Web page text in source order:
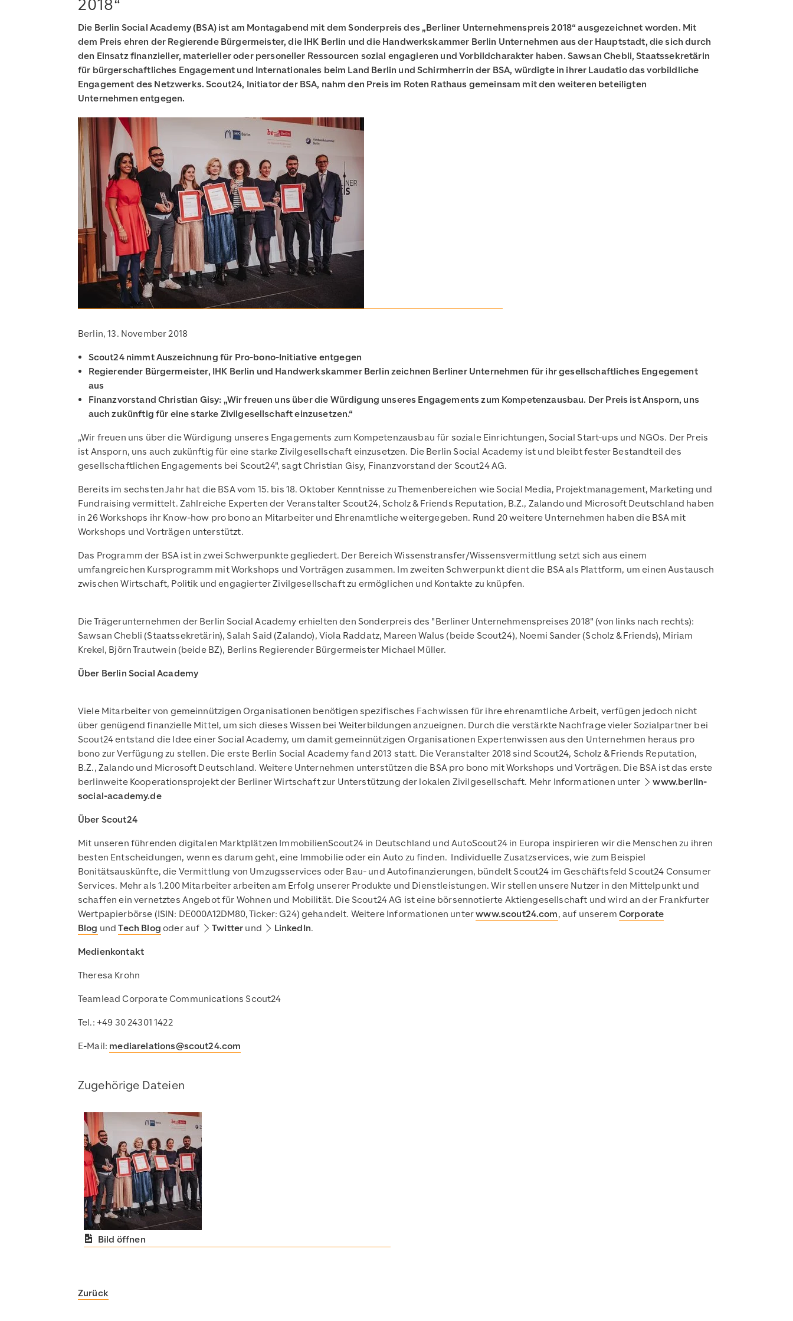
2018“
Die Berlin Social Academy (BSA) ist am Montagabend mit dem Sonderpreis des „Berliner Unternehmenspreis 2018“ ausgezeichnet worden. Mit
dem Preis ehren der Regierende Bürgermeister, die IHK Berlin und die Handwerkskammer Berlin Unternehmen aus der Hauptstadt, die sich durch
den Einsatz finanzieller, materieller oder personeller Ressourcen sozial engagieren und Vorbildcharakter haben. Sawsan Chebli, Staatssekretärin
für bürgerschaftliches Engagement und Internationales beim Land Berlin und Schirmherrin der BSA, würdigte in ihrer Laudatio das vorbildliche
Engagement des Netzwerks. Scout24, Initiator der BSA, nahm den Preis im Roten Rathaus gemeinsam mit den weiteren beteiligten
Unternehmen entgegen.
Berlin, 13. November 2018
Scout24 nimmt Auszeichnung für Pro-bono-Initiative entgegen
Regierender Bürgermeister, IHK Berlin und Handwerkskammer Berlin zeichnen Berliner Unternehmen für ihr gesellschaftliches Engegement
aus
Finanzvorstand Christian Gisy: „Wir freuen uns über die Würdigung unseres Engagements zum Kompetenzausbau. Der Preis ist Ansporn, uns
auch zukünftig für eine starke Zivilgesellschaft einzusetzen.“
„Wir freuen uns über die Würdigung unseres Engagements zum Kompetenzausbau für soziale Einrichtungen, Social Start-ups und NGOs. Der Preis
ist Ansporn, uns auch zukünftig für eine starke Zivilgesellschaft einzusetzen. Die Berlin Social Academy ist und bleibt fester Bestandteil des
gesellschaftlichen Engagements bei Scout24", sagt Christian Gisy, Finanzvorstand der Scout24 AG.
Bereits im sechsten Jahr hat die BSA vom 15. bis 18. Oktober Kenntnisse zu Themenbereichen wie Social Media, Projektmanagement, Marketing und
Fundraising vermittelt. Zahlreiche Experten der Veranstalter Scout24, Scholz & Friends Reputation, B.Z., Zalando und Microsoft Deutschland haben
in 26 Workshops ihr Know-how pro bono an Mitarbeiter und Ehrenamtliche weitergegeben. Rund 20 weitere Unternehmen haben die BSA mit
Workshops und Vorträgen unterstützt.
Das Programm der BSA ist in zwei Schwerpunkte gegliedert. Der Bereich Wissenstransfer/Wissensvermittlung setzt sich aus einem
umfangreichen Kursprogramm mit Workshops und Vorträgen zusammen. Im zweiten Schwerpunkt dient die BSA als Plattform, um einen Austausch
zwischen Wirtschaft, Politik und engagierter Zivilgesellschaft zu ermöglichen und Kontakte zu knüpfen.
Die Trägerunternehmen der Berlin Social Academy erhielten den Sonderpreis des "Berliner Unternehmenspreises 2018" (von links nach rechts):
Sawsan Chebli (Staatssekretärin), Salah Said (Zalando), Viola Raddatz, Mareen Walus (beide Scout24), Noemi Sander (Scholz & Friends), Miriam
Krekel, Björn Trautwein (beide BZ), Berlins Regierender Bürgermeister Michael Müller.
Über Berlin Social Academy
Viele Mitarbeiter von gemeinnützigen Organisationen benötigen spezifisches Fachwissen für ihre ehrenamtliche Arbeit, verfügen jedoch nicht
über genügend finanzielle Mittel, um sich dieses Wissen bei Weiterbildungen anzueignen. Durch die verstärkte Nachfrage vieler Sozialpartner bei
Scout24 entstand die Idee einer Social Academy, um damit gemeinnützigen Organisationen Expertenwissen aus den Unternehmen heraus pro
bono zur Verfügung zu stellen. Die erste Berlin Social Academy fand 2013 statt. Die Veranstalter 2018 sind Scout24, Scholz & Friends Reputation,
B.Z., Zalando und Microsoft Deutschland. Weitere Unternehmen unterstützen die BSA pro bono mit Workshops und Vorträgen. Die BSA ist das erste
berlinweite Kooperationsprojekt der Berliner Wirtschaft zur Unterstützung der lokalen Zivilgesellschaft. Mehr Informationen unter
www.berlin-
social-academy.de
Über Scout24
Mit unseren führenden digitalen Marktplätzen ImmobilienScout24 in Deutschland und AutoScout24 in Europa inspirieren wir die Menschen zu ihren
besten Entscheidungen, wenn es darum geht, eine Immobilie oder ein Auto zu finden. Individuelle Zusatzservices, wie zum Beispiel
Bonitätsauskünfte, die Vermittlung von Umzugsservices oder Bau- und Autofinanzierungen, bündelt Scout24 im Geschäftsfeld Scout24 Consumer
Services. Mehr als 1.200 Mitarbeiter arbeiten am Erfolg unserer Produkte und Dienstleistungen. Wir stellen unsere Nutzer in den Mittelpunkt und
schaffen ein vernetztes Angebot für Wohnen und Mobilität. Die Scout24 AG ist eine börsennotierte Aktiengesellschaft und wird an der Frankfurter
Wertpapierbörse (ISIN: DE000A12DM80, Ticker: G24) gehandelt. Weitere Informationen unterwww.scout24.com, auf unserem Corporate
Blog undTech Blog oder auf Twitter und LinkedIn.
Medienkontakt
Theresa Krohn
Teamlead Corporate Communications Scout24
Tel.: +49 30 24301 1422
E-Mail: mediarelations@scout24.com
Zugehörige Dateien
Bild öffnen
Zurück